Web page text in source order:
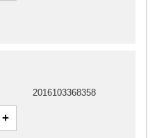
2016103368358
+